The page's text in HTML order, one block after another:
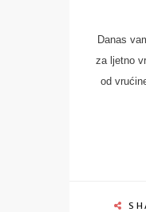
Danas
za ljetno
od